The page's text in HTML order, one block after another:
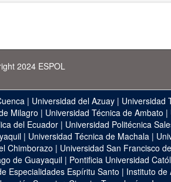
2024 ESPOL
| Universidad del Azuay | Universidad
Milagro | Universidad Técnica de Ambato |
del Ecuador| Universidad Politécnica
| Universidad Técnica de Machala |
Chimborazo | Universidad San Francisco
de Guayaquil | Pontificia Universidad
Especialidades Espíritu Santo | Instituto de